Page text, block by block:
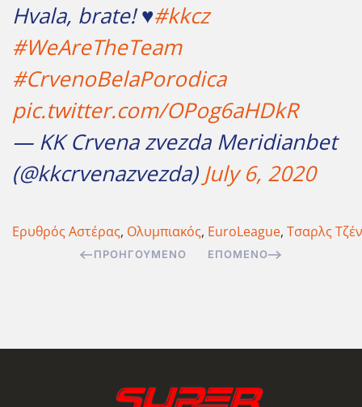
Hvala, brate! ♥️#kkcz
#WeAreTheTeam
#CrvenoBelaPorodica
pic.twitter.com/OPog6aHDkR
— KK Crvena zvezda Meridianbet
(@kkcrvenazvezda) July 6, 2020
Ερυθρός Αστέρας, Ολυμπιακός, EuroLeague, Τσαρλς
ΠΡΟΗΓΟΎΜΕΝΟ ΕΠΌΜΕΝΟ